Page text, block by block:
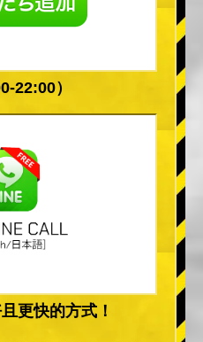
22:00）
更快的方式！